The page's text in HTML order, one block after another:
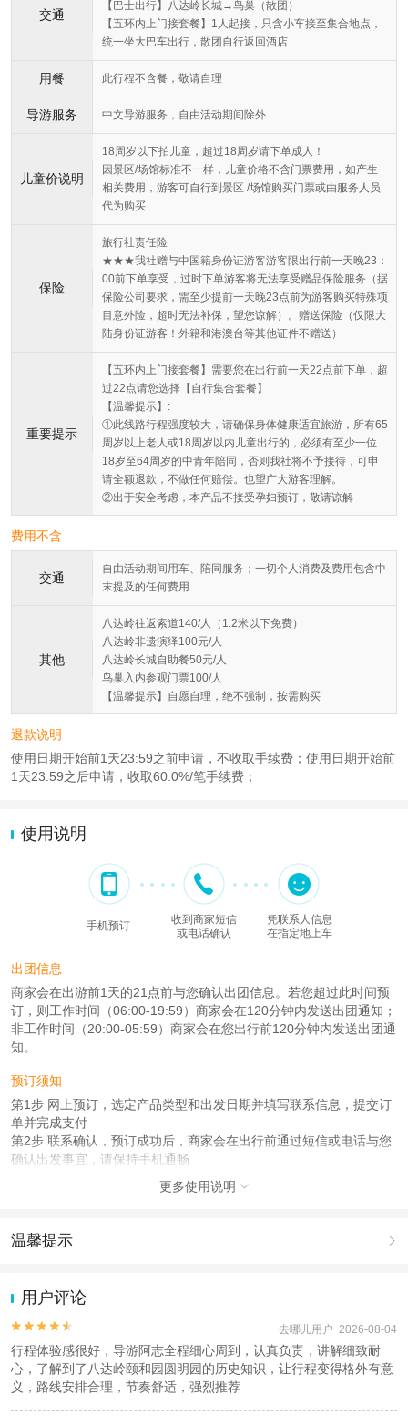
交通
【巴士出行】八达岭长城→鸟巢（散团）
【五环内上门接套餐】1人起接，只含小车接至集合地点，
统一坐大巴车出行，散团自行返回酒店
用餐 此行程不含餐，敬请自理
导游服务 中文导游服务，自由活动期间除外
儿童价说明
18周岁以下拍儿童，超过18周岁请下单成人！
因景区/场馆标准不一样，儿童价格不含门票费用，如产生
相关费用，游客可自行到景区 /场馆购买门票或由服务人员
代为购买
保险
旅行社责任险
★★★我社赠与中国籍身份证游客游客限出行前一天晚23：
00前下单享受，过时下单游客将无法享受赠品保险服务（据
保险公司要求，需至少提前一天晚23点前为游客购买特殊项
目意外险，超时无法补保，望您谅解）。赠送保险（仅限大
陆身份证游客！外籍和港澳台等其他证件不赠送）
重要提示
【五环内上门接套餐】需要您在出行前一天22点前下单，超
过22点请您选择【自行集合套餐】
【温馨提示】:
①此线路行程强度较大，请确保身体健康适宜旅游，所有65
周岁以上老人或18周岁以内儿童出行的，必须有至少一位
18岁至64周岁的中青年陪同，否则我社将不予接待，可申
请全额退款，不做任何赔偿。也望广大游客理解。
②出于安全考虑，本产品不接受孕妇预订，敬请谅解
费用不含
交通
自由活动期间用车、陪同服务；一切个人消费及费用包含中
末提及的任何费用
其他
八达岭往返索道140/人（1.2米以下免费）
八达岭非遗演绎100元/人
八达岭长城自助餐50元/人
鸟巢入内参观门票100/人
【温馨提示】自愿自理，绝不强制，按需购买
退款说明
使用日期开始前1天23:59之前申请，不收取手续费；使用日期开始前
1天23:59之后申请，收取60.0%/笔手续费；
使用说明
手机预订
收到商家短信
或电话确认
凭联系人信息
在指定地上车
出团信息
商家会在出游前1天的21点前与您确认出团信息。若您超过此时间预
订，则工作时间（06:00-19:59）商家会在120分钟内发送出团通知；
非工作时间（20:00-05:59）商家会在您出行前120分钟内发送出团通
知。
预订须知
第1步 网上预订，选定产品类型和出发日期并填写联系信息，提交订
单并完成支付
第2步 联系确认，预订成功后，商家会在出行前通过短信或电话与您
确认出发事宜，请保持手机通畅
第3步 准备出发，出行当日，请准时在您选择的上车地点集合，凭预
订时填写的联系人信息参团
1、关于咨询问题：如有问题可以咨询客服，如果没有问题，无需咨
2、关于联系问题：下单付款成功后，工作人员会于出行前1日21:00
前以电话或短信形式与您确认集合时间和地点，请务必保证预留的手
机号畅通（节假日或晚于21：00下单的情况下，可能延后至
23:30）。超出时间范围请您联系客服！
产品说明
更多使用说明 
温馨提示 
动（如跳伞、潜水、滑雪等）前，请务必仔细阅读
2.为普及旅游安全知识及旅游文明公约，使您的旅程顺利圆满完成，
特制定《去哪儿网旅游安全手册》 ，请您认真阅读并切实遵守。
用户评论

 去哪儿用户 2026-08-04
行程体验感很好，导游阿志全程细心周到，认真负责，讲解细致耐
心，了解到了八达岭颐和园圆明园的历史知识，让行程变得格外有意
义，路线安排合理，节奏舒适，强烈推荐